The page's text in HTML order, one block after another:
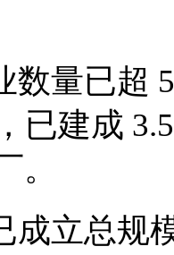
数量已超
已建成
。
成立总规